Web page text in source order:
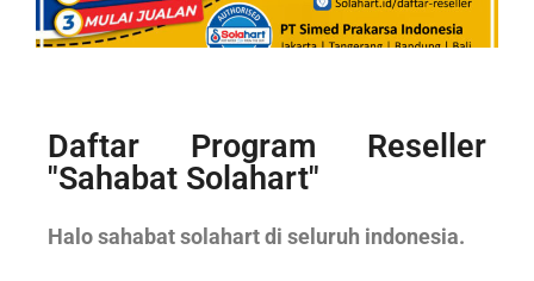
Daftar Program Reseller
"Sahabat Solahart"
Halo sahabat solahart di seluruh indonesia.